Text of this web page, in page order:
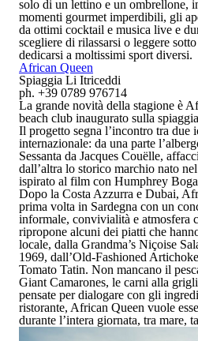
solo di un lettino e un ombrellone,
momenti gourmet imperdibili, gli
da ottimi cocktail e musica live e
scegliere di rilassarsi o leggere
dedicarsi a moltissimi sport diversi.
African Queen
Spiaggia Li Itriceddi
ph. +39 0789 976714
La grande novità della stagione è
beach club inaugurato sulla
Il progetto segna l’incontro tra due
internazionale: da una parte
Sessanta da Jacques Couëlle,
dall’altra lo storico marchio nato
ispirato al film con Humphrey
Dopo la Costa Azzurra e Dubai,
prima volta in Sardegna con un
informale, convivialità e atmosfera
ripropone alcuni dei piatti che
locale, dalla Grandma’s Niçoise
1969, dall’Old-Fashioned
Tomato Tatin. Non mancano il
Giant Camarones, le carni alla
pensate per dialogare con gli
ristorante, African Queen vuole
durante l’intera giornata, tra mare,